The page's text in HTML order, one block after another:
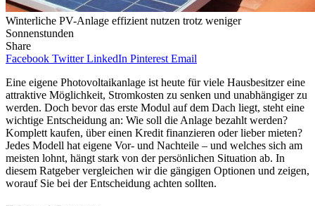
Winterliche PV-Anlage effizient nutzen trotz weniger
Sonnenstunden
Share
Facebook Twitter LinkedIn Pinterest Email
Eine eigene Photovoltaikanlage ist heute für viele Hausbesitzer eine
attraktive Möglichkeit, Stromkosten zu senken und unabhängiger zu
werden. Doch bevor das erste Modul auf dem Dach liegt, steht eine
wichtige Entscheidung an: Wie soll die Anlage bezahlt werden?
Komplett kaufen, über einen Kredit finanzieren oder lieber mieten?
Jedes Modell hat eigene Vor- und Nachteile – und welches sich am
meisten lohnt, hängt stark von der persönlichen Situation ab. In
diesem Ratgeber vergleichen wir die gängigen Optionen und zeigen,
worauf Sie bei der Entscheidung achten sollten.